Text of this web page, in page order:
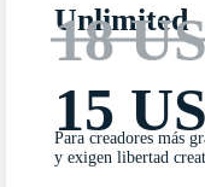
Unlimited
18
15
Para creadores más
y exigen libertad